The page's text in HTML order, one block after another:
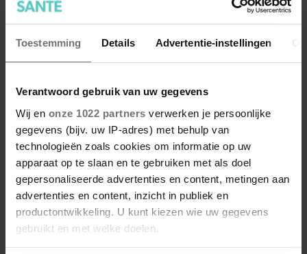
Toestemming Details Advertentie-instellingen
Verantwoord gebruik van uw gegevens
Wij en onze 1022 partners verwerken je persoonlijke
gegevens (bijv. uw IP-adres) met behulp van
technologieën zoals cookies om informatie op uw
apparaat op te slaan en te gebruiken met als doel
gepersonaliseerde advertenties en content, metingen aan
advertenties en content, inzicht in publiek en
productontwikkeling. U kunt kiezen wie uw gegevens
gebruikt en met welke doelen.
Deze producten kun je beter
als huismerk kopen (en deze